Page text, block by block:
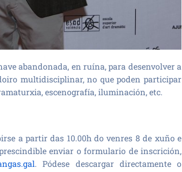
abandonada, en ruína, para desenvolver a
multidisciplinar, no que poden participar
escenografía, iluminación, etc.
a partir das 10.00h do venres 8 de xuño e
enviar o formulario de inscrición,
. Pódese descargar directamente o